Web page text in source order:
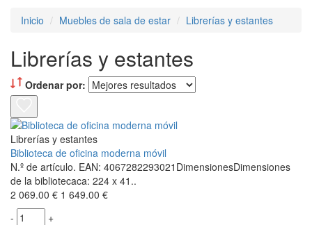
Inicio Muebles de sala de estar Librerías y estantes
Librerías y estantes
Ordenar por:
Librerías y estantes
Biblioteca de oficina moderna móvil
N.º de artículo. EAN: 4067282293021DimensionesDimensiones
de la bibliotecaca: 224 x 41..
2 069.00 € 1 649.00 €
-
+